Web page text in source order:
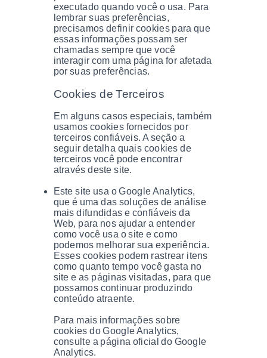
executado quando você o usa. Para
lembrar suas preferências,
precisamos definir cookies para que
essas informações possam ser
chamadas sempre que você
interagir com uma página for afetada
por suas preferências.
Cookies de Terceiros
Em alguns casos especiais, também
usamos cookies fornecidos por
terceiros confiáveis. A seção a
seguir detalha quais cookies de
terceiros você pode encontrar
através deste site.
Este site usa o Google Analytics,
que é uma das soluções de análise
mais difundidas e confiáveis ​​da
Web, para nos ajudar a entender
como você usa o site e como
podemos melhorar sua experiência.
Esses cookies podem rastrear itens
como quanto tempo você gasta no
site e as páginas visitadas, para que
possamos continuar produzindo
conteúdo atraente.
Para mais informações sobre
cookies do Google Analytics,
consulte a página oficial do Google
Analytics.